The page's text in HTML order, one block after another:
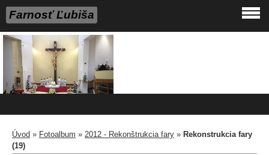
Farnosť Ľubiša
Úvod » Fotoalbum » 2012 - Rekonštrukcia fary » Rekonstrukcia fary
(19)